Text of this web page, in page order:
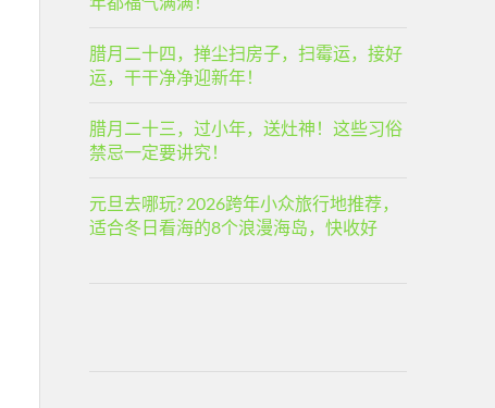
腊月二十四，掸尘扫房子，扫霉运，接好
运，干干净净迎新年！
腊月二十三，过小年，送灶神！这些习俗
禁忌一定要讲究！
元旦去哪玩? 2026跨年小众旅行地推荐，
适合冬日看海的8个浪漫海岛，快收好